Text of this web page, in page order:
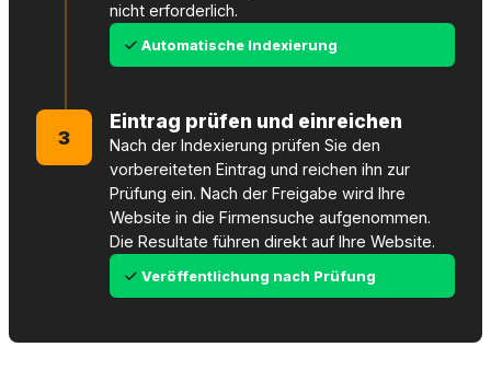
nicht erforderlich.
Automatische Indexierung
3
Eintrag prüfen und einreichen
Nach der Indexierung prüfen Sie den
vorbereiteten Eintrag und reichen ihn zur
Prüfung ein. Nach der Freigabe wird Ihre
Website in die Firmensuche aufgenommen.
Die Resultate führen direkt auf Ihre Website.
Veröffentlichung nach Prüfung